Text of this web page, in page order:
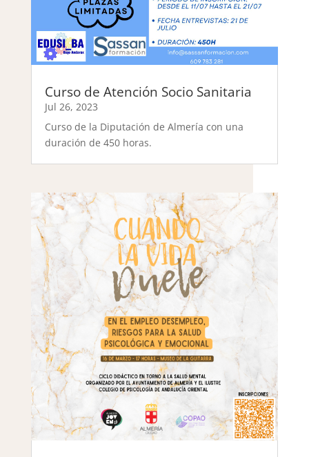
Curso de Atención Socio Sanitaria
Jul 26, 2023
Curso de la Diputación de Almería con una
duración de 450 horas.